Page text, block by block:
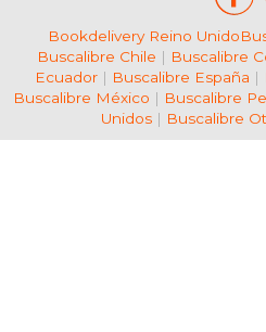
Bookdelivery Reino Unido
Buscalibre Chile | Buscalibre
Ecuador| Buscalibre España |
Buscalibre México | Buscalibre
Unidos| Buscalibre